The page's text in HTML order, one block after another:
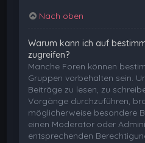
Nach oben
Warum kann ich auf
zugreifen?
Manche Foren können
Gruppen vorbehalten sein.
Beiträge zu lesen, zu
Vorgänge durchzuführen,
möglicherweise besondere
einen Moderator oder
entsprechenden